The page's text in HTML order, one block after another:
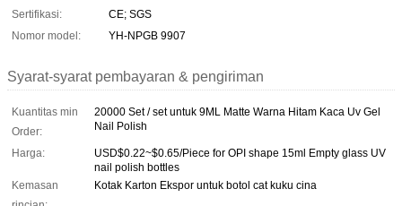
Sertifikasi:
CE; SGS
Nomor model:
YH-NPGB 9907
Syarat-syarat pembayaran & pengiriman
Kuantitas min
Order:
20000 Set / set untuk 9ML Matte Warna Hitam Kaca Uv Gel
Nail Polish
Harga:
USD$0.22~$0.65/Piece for OPI shape 15ml Empty glass UV
nail polish bottles
Kemasan
Kotak Karton Ekspor untuk botol cat kuku cina